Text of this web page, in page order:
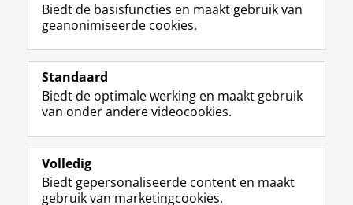
Volg de RUG
F
a
e
b
o
p
a
L
i
k
e
I
-
p
R
S
-
f
e
R
I
n
t
r
m
Y
o
T
e
k
Studiekiezers
Alumni
Over ons
Biedt de basisfuncties en maakt gebruik van
geanonimiseerde cookies.
Standaard
Biedt de optimale werking en maakt gebruik
van onder andere videocookies.
Volledig
Biedt gepersonaliseerde content en maakt
gebruik van marketingcookies.